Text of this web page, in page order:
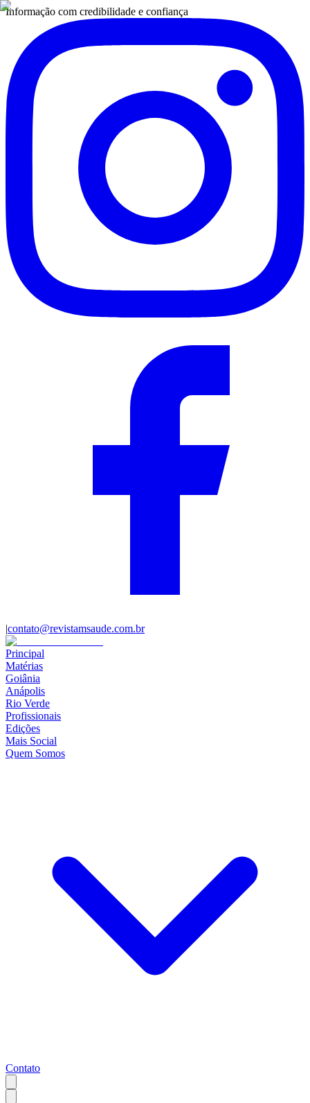
Informação com credibilidade e confiança
|contato@revistamsaude.com.br
Principal
Matérias
Goiânia
Anápolis
Rio Verde
Profissionais
Edições
Mais Social
Quem Somos
Contato